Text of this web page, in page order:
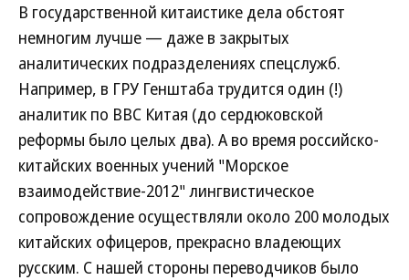
В государственной китаистике дела обстоят
немногим лучше — даже в закрытых
аналитических подразделениях спецслужб.
Например, в ГРУ Генштаба трудится один (!)
аналитик по ВВС Китая (до сердюковской
реформы было целых два). А во время российско-
китайских военных учений "Морское
взаимодействие-2012" лингвистическое
сопровождение осуществляли около 200 молодых
китайских офицеров, прекрасно владеющих
русским. С нашей стороны переводчиков было